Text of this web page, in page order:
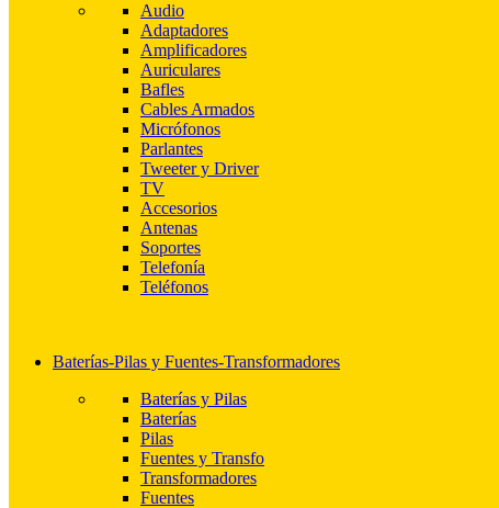
Audio
Adaptadores
Amplificadores
Auriculares
Bafles
Cables Armados
Micrófonos
Parlantes
Tweeter y Driver
TV
Accesorios
Antenas
Soportes
Telefonía
Teléfonos
Baterías-Pilas y Fuentes-Transformadores
Baterías y Pilas
Baterías
Pilas
Fuentes y Transfo
Transformadores
Fuentes